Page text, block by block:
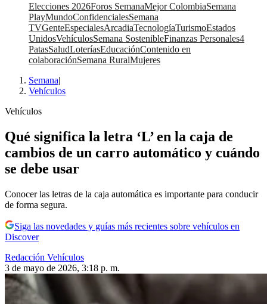
Elecciones 2026Foros SemanaMejor ColombiaSemana
PlayMundoConfidencialesSemana
TVGenteEspecialesArcadiaTecnologíaTurismoEstados
UnidosVehículosSemana SostenibleFinanzas Personales4
PatasSaludLoteríasEducaciónContenido en
colaboraciónSemana RuralMujeres
Semana|
Vehículos
Vehículos
Qué significa la letra ‘L’ en la caja de
cambios de un carro automático y cuándo
se debe usar
Conocer las letras de la caja automática es importante para conducir
de forma segura.
Siga las novedades y guías más recientes sobre vehículos en
Discover
Redacción Vehículos
3 de mayo de 2026, 3:18 p. m.